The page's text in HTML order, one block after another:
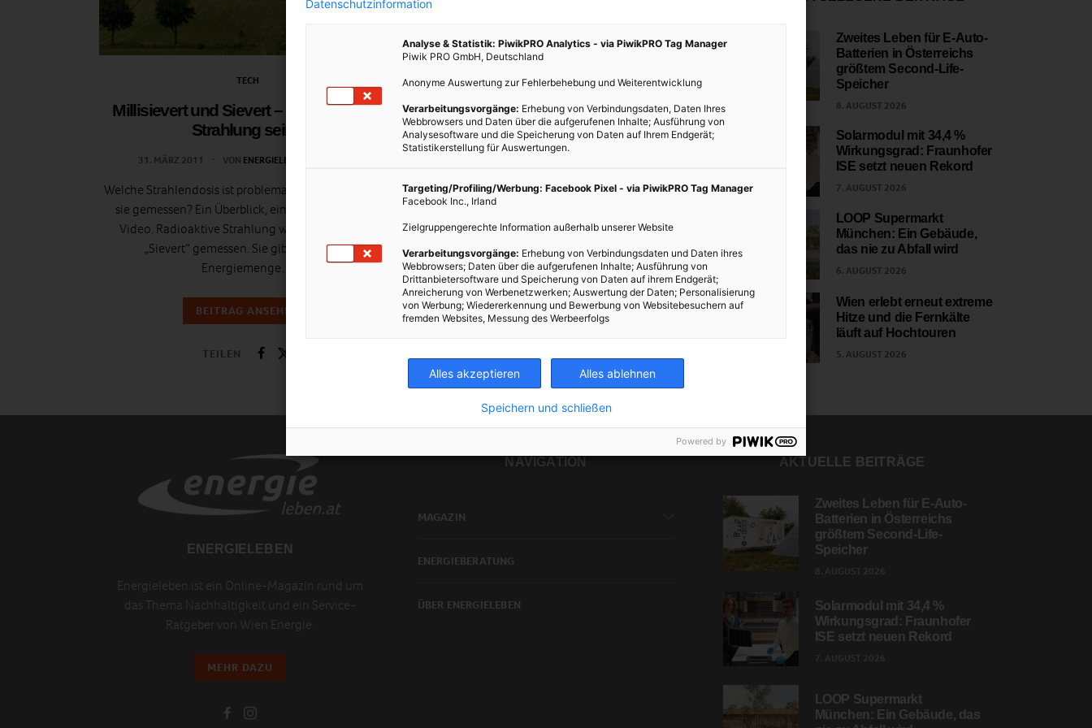
TECH
Millisievert und Sievert – Wie stark darf
Strahlung sein?
31. MÄRZ 2011 VON ENERGIELEBEN REDAKTION
Welche Strahlendosis ist problematisch? Und wie wird
sie gemessen? Ein Überblick, eine Grafik – und ein
Video. Radioaktive Strahlung wird in der Einheit
„Sievert“ gemessen. Sie gibt an, welche
Energiemenge…
BEITRAG ANSEHEN
TEILEN
Zweites Leben für E-Auto-
Batterien in Österreichs
größtem Second-Life-
Speicher
8. AUGUST 2026
Solarmodul mit 34,4 %
Wirkungsgrad: Fraunhofer
ISE setzt neuen Rekord
7. AUGUST 2026
LOOP Supermarkt
München: Ein Gebäude,
das nie zu Abfall wird
6. AUGUST 2026
Wien erlebt erneut extreme
Hitze und die Fernkälte
läuft auf Hochtouren
5. AUGUST 2026
ENERGIELEBEN
Energieleben ist ein Online-Magazin rund um
das Thema Nachhaltigkeit und ein Service-
Ratgeber von Wien Energie.
MEHR DAZU
NAVIGATION
MAGAZIN
ENERGIEBERATUNG
ÜBER ENERGIELEBEN
AKTUELLE BEITRÄGE
Zweites Leben für E-Auto-
Batterien in Österreichs
größtem Second-Life-
Speicher
Solarmodul mit 34,4 %
Wirkungsgrad: Fraunhofer
ISE setzt neuen Rekord
LOOP Supermarkt
München: Ein Gebäude, das
Datenschutzinformation
Analyse & Statistik: PiwikPRO Analytics - via PiwikPRO Tag Manager
Piwik PRO GmbH, Deutschland
Anonyme Auswertung zur Fehlerbehebung und Weiterentwicklung
Verarbeitungsvorgänge: Erhebung von Verbindungsdaten, Daten Ihres
Webbrowsers und Daten über die aufgerufenen Inhalte; Ausführung von
Analysesoftware und die Speicherung von Daten auf Ihrem Endgerät;
Statistikerstellung für Auswertungen.
Targeting/Profiling/Werbung: Facebook Pixel - via PiwikPRO Tag Manager
Facebook Inc., Irland
Zielgruppengerechte Information außerhalb unserer Website
Verarbeitungsvorgänge: Erhebung von Verbindungsdaten und Daten ihres
Webbrowsers; Daten über die aufgerufenen Inhalte; Ausführung von
Drittanbietersoftware und Speicherung von Daten auf ihrem Endgerät;
Anreicherung von Werbenetzwerken; Auswertung der Daten; Personalisierung
von Werbung; Wiedererkennung und Bewerbung von Websitebesuchern auf
fremden Websites, Messung des Werbeerfolgs
Alles akzeptieren Alles ablehnen
Speichern und schließen
Powered by